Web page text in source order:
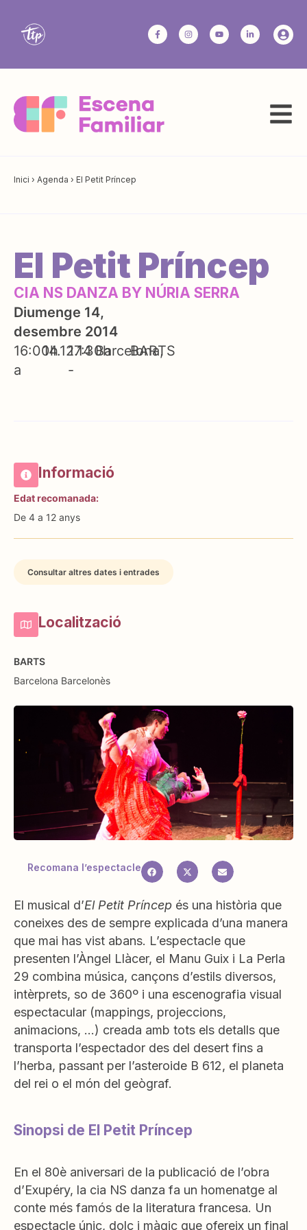
Inici › Agenda › El Petit Príncep
El Petit Príncep
CIA NS DANZA BY NÚRIA SERRA
Diumenge 14,
desembre 2014
16:00h
a
14.12.14
17:30h
-
Barcelona
BARTS
Informació
Edat recomanada:
De 4 a 12 anys
Consultar altres dates i entrades
Localització
BARTS
Barcelona Barcelonès
Recomana l’espectacle
El musical d’El Petit Príncep és una història que
coneixes des de sempre explicada d’una manera
que mai has vist abans. L’espectacle que
presenten l’Àngel Llàcer, el Manu Guix i La Perla
29 combina música, cançons d’estils diversos,
intèrprets, so de 360º i una escenografia visual
espectacular (mappings, projeccions,
animacions, …) creada amb tots els detalls que
transporta l’espectador des del desert fins a
l’herba, passant per l’asteroide B 612, el planeta
del rei o el món del geògraf.
Sinopsi de El Petit Príncep
En el 80è aniversari de la publicació de l’obra
d’Exupéry, la cia NS danza fa un homenatge al
conte més famós de la literatura francesa. Un
espectacle únic, dolç i màgic que ofereix un final